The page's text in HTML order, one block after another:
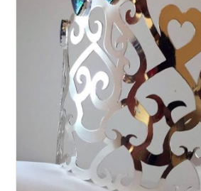
Internacional
«José
Nicolau»